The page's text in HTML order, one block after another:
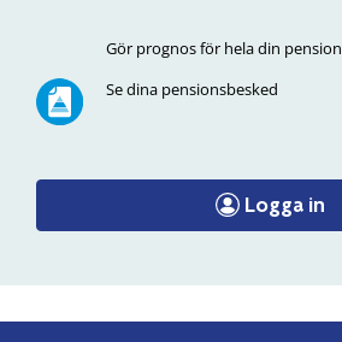
Gör prognos för hela din pension
Se dina pensionsbesked
Logga in